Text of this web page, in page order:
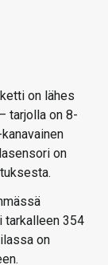
on lähes
tarjolla on 8-
on
tarkalleen 354
on